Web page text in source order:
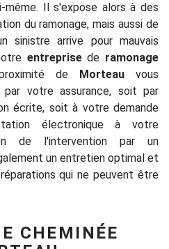
même. Il s'expose alors à des
du ramonage, mais aussi de
sinistre arrive pour mauvais
entreprisede ramonage
de Morteau vous
votre assurance, soit par
écrite, soit à votre demande
électronique à votre
de l'intervention par un
un entretien optimal et
qui ne peuvent être
CHEMINÉE